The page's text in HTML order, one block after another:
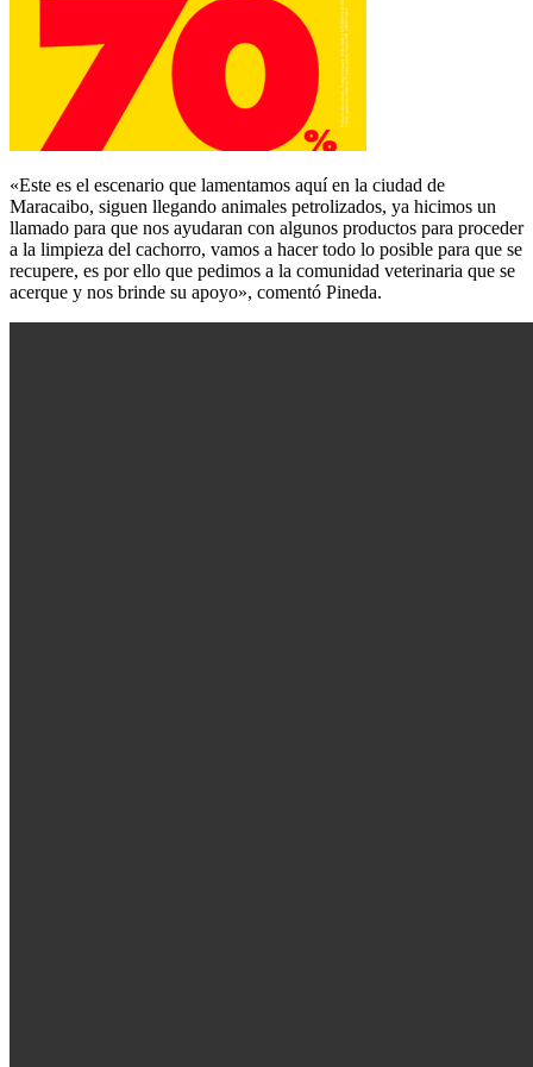
«Este es el escenario que lamentamos aquí en la ciudad de
Maracaibo, siguen llegando animales petrolizados, ya hicimos un
llamado para que nos ayudaran con algunos productos para proceder
a la limpieza del cachorro, vamos a hacer todo lo posible para que se
recupere, es por ello que pedimos a la comunidad veterinaria que se
acerque y nos brinde su apoyo», comentó Pineda.